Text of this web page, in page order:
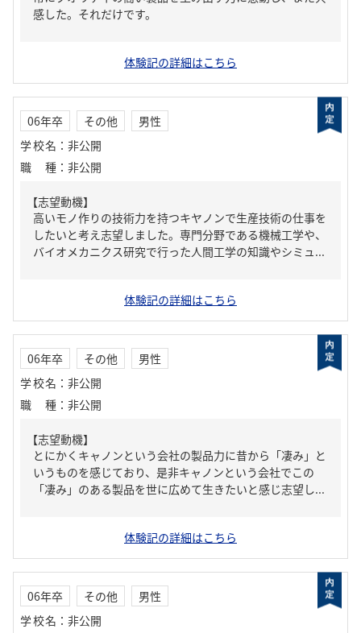
感した。それだけです。
体験記の詳細はこちら
06年卒 その他
男性
学校名 ： 非公開
職種 ： 非公開
【志望動機】
高いモノ作りの技術力を持つキヤノンで生産技術の仕事を
したいと考え志望しました。専門分野である機械工学や、
バイオメカニクス研究で行った人間工学の知識やシミュ...
体験記の詳細はこちら
06年卒 その他
男性
学校名 ： 非公開
職種 ： 非公開
【志望動機】
とにかくキャノンという会社の製品力に昔から「凄み」と
いうものを感じており、是非キャノンという会社でこの
「凄み」のある製品を世に広めて生きたいと感じ志望し...
体験記の詳細はこちら
06年卒 その他
男性
学校名 ： 非公開